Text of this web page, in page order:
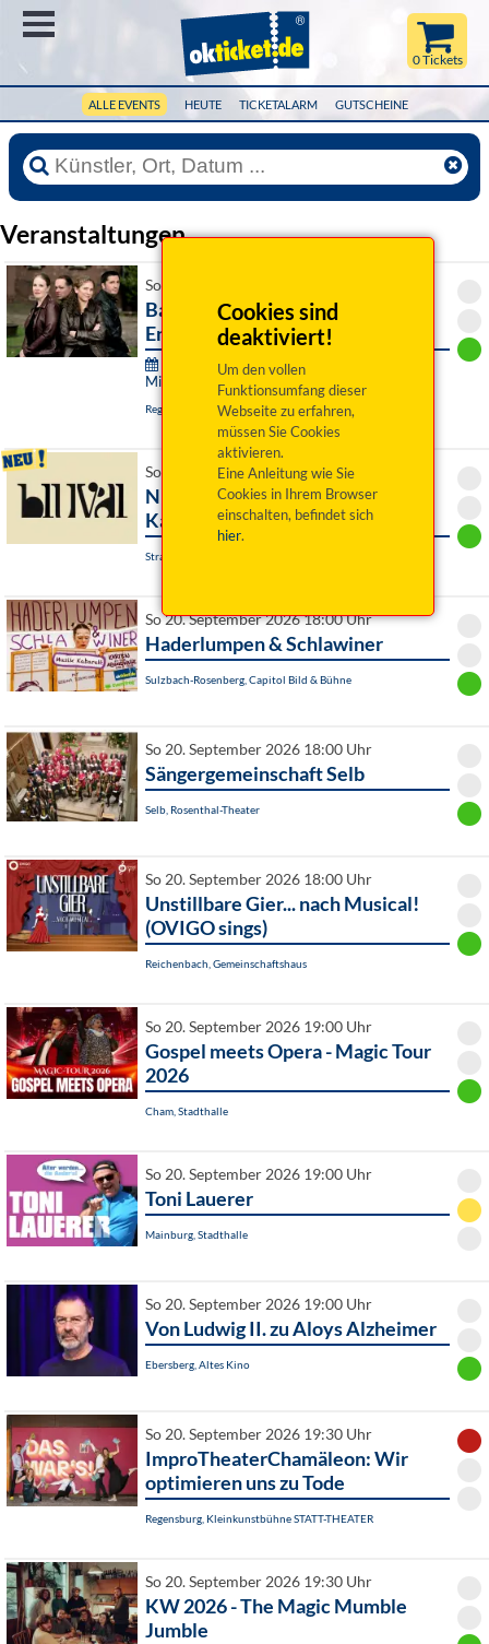
ALLE EVENTS HEUTE TICKETALARM GUTSCHEINE
0 Tickets
Cookies sind
deaktiviert!
Um den vollen
Funktionsumfang dieser
Webseite zu erfahren,
müssen Sie Cookies
aktivieren.
Eine Anleitung wie Sie
Cookies in Ihrem Browser
einschalten, befindet sich
hier.
Veranstaltungen
So 20. September 2026 11:00 Uhr
Bach in Jazz-Manier - Athos
Ensemble & friends
Klang.Raum.Museum - Matineen in der
Minoritenkirche:
Regensburg, Minoritenkirche
So 20. September 2026 16:00 Uhr
Niederbayerisches
Kammerorchester
Straubing, Pfarrkirche St. Josef
So 20. September 2026 18:00 Uhr
Haderlumpen & Schlawiner
Sulzbach-Rosenberg, Capitol Bild & Bühne
So 20. September 2026 18:00 Uhr
Sängergemeinschaft Selb
Selb, Rosenthal-Theater
So 20. September 2026 18:00 Uhr
Unstillbare Gier... nach Musical!
(OVIGO sings)
Reichenbach, Gemeinschaftshaus
So 20. September 2026 19:00 Uhr
Gospel meets Opera - Magic Tour
2026
Cham, Stadthalle
So 20. September 2026 19:00 Uhr
Toni Lauerer
Mainburg, Stadthalle
So 20. September 2026 19:00 Uhr
Von Ludwig II. zu Aloys Alzheimer
Ebersberg, Altes Kino
So 20. September 2026 19:30 Uhr
ImproTheaterChamäleon: Wir
optimieren uns zu Tode
Regensburg, Kleinkunstbühne STATT-THEATER
So 20. September 2026 19:30 Uhr
KW 2026 - The Magic Mumble
Jumble